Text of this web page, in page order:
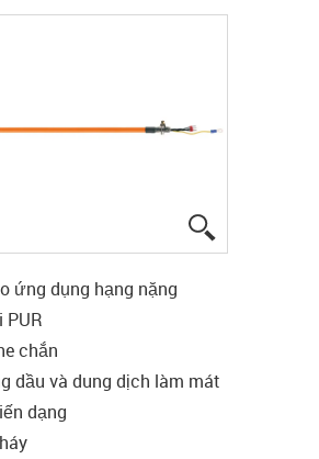
ứng dụng hạng nặng
PUR
chắn
dầu và dung dịch làm mát
dạng